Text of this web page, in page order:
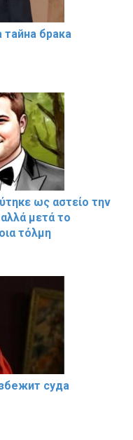
брaка
ως αστείο την
μετά το
τόλμη
cyдa